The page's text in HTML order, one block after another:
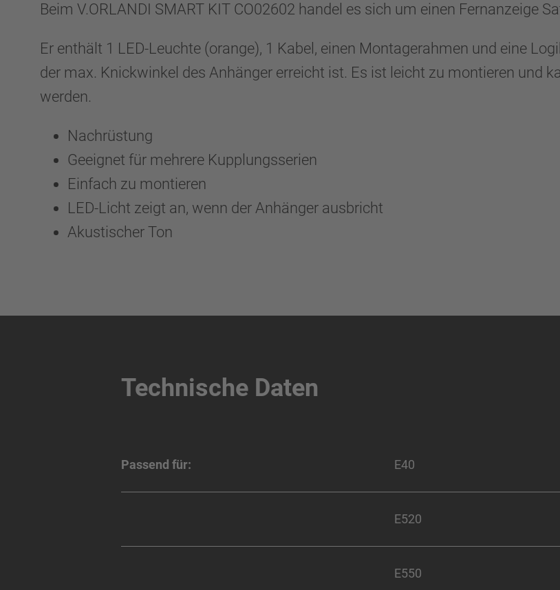
Beim V.ORLANDI SMART KIT CO02602 handel es sich um einen Fernanzeige
Er enthält 1 LED-Leuchte (orange), 1 Kabel, einen Montagerahmen und eine
der max. Knickwinkel des Anhänger erreicht ist. Es ist leicht zu montieren und
werden.
Nachrüstung
Geeignet für mehrere Kupplungsserien
Einfach zu montieren
LED-Licht zeigt an, wenn der Anhänger ausbricht
Akustischer Ton
Technische Daten
Passend für: E40
E520
E550